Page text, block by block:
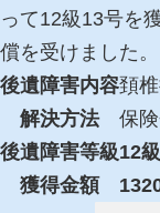
って12級13号を
償を受けました。
後遺障害内容頚
解決方法
保
後遺障害等級12級
獲得金額